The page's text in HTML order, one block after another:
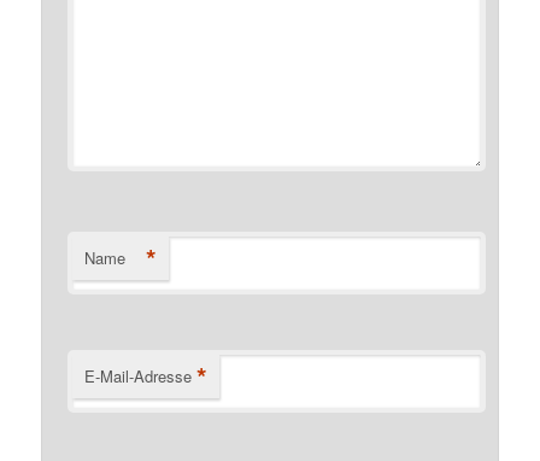
Name *
E-Mail-Adresse *